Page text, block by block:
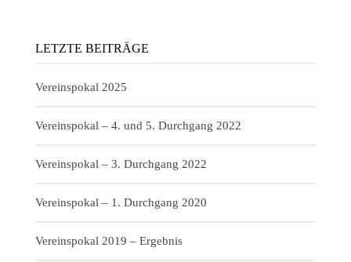
LETZTE BEITRÄGE
Vereinspokal 2025
Vereinspokal – 4. und 5. Durchgang 2022
Vereinspokal – 3. Durchgang 2022
Vereinspokal – 1. Durchgang 2020
Vereinspokal 2019 – Ergebnis